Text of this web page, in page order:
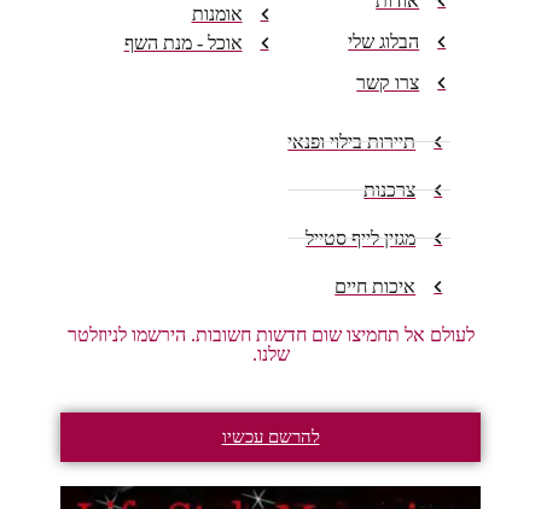
הבלוג שלי
צרו קשר
אומנות
אוכל - מנת השף
תיירות בילוי ופנאי
צרכנות
מגזין לייף סטייל
איכות חיים
לעולם אל תחמיצו שום חדשות חשובות. הירשמו לניוזלטר
שלנו.
להרשם עכשיו